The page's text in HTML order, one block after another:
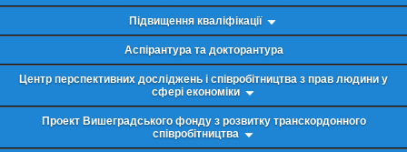
Підвищення кваліфікації
Аспірантура та докторантура
Центр перспективних досліджень і співробітництва з прав людини у
сфері економіки
Проект Вишеградського фонду з розвитку транскордонного
співробітництва